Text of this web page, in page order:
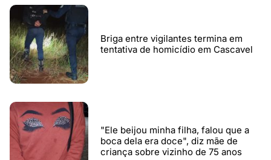
Briga entre vigilantes termina em
tentativa de homicídio em Cascavel
"Ele beijou minha filha, falou que a
boca dela era doce", diz mãe de
criança sobre vizinho de 75 anos